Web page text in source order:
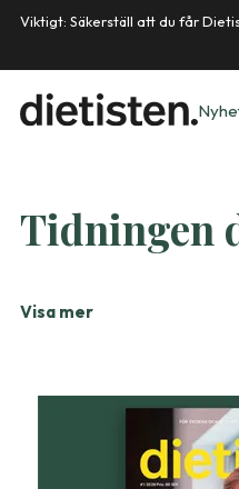
Viktigt: Säkerställ att du får
Tidningen
Visa mer